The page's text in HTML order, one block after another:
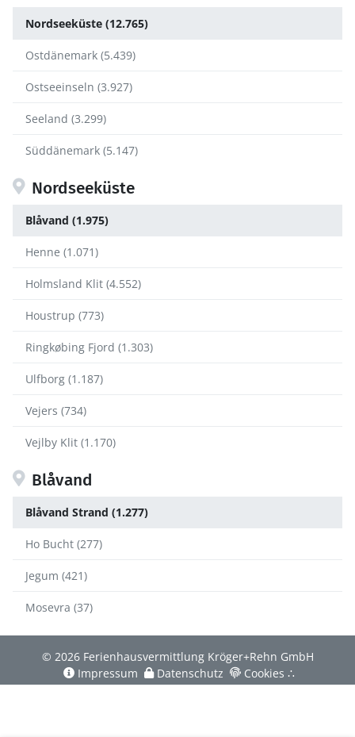
Nordseeküste (12.765)
Ostdänemark (5.439)
Ostseeinseln (3.927)
Seeland (3.299)
Süddänemark (5.147)
Nordseeküste
Blåvand (1.975)
Henne (1.071)
Holmsland Klit (4.552)
Houstrup (773)
Ringkøbing Fjord (1.303)
Ulfborg (1.187)
Vejers (734)
Vejlby Klit (1.170)
Blåvand
Blåvand Strand (1.277)
Ho Bucht (277)
Jegum (421)
Mosevra (37)
© 2026 Ferienhausvermittlung Kröger+Rehn GmbH
Impressum
Datenschutz Cookies ∴